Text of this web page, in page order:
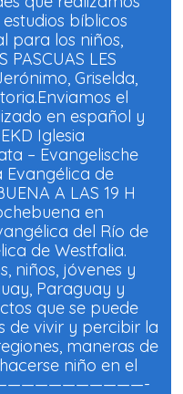
bíblicos
para los niños,
PASCUAS LES
Griselda,
el
en español y
Iglesia
– Evangelische
Evangélica de
A LAS 19 H
en
del Río de
de Westfalia.
niños, jóvenes y
Paraguay y
que se puede
de vivir y percibir la
maneras de
niño en el